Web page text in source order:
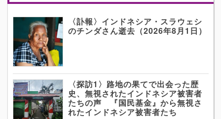
〈訃報〉インドネシア・スラウェシ
のチンダさん逝去（2026年8月1日）
〈探訪1〉路地の果てで出会った歴
史、無視されたインドネシア被害者
たちの声 『国民基金』から無視さ
れたインドネシア被害者たち